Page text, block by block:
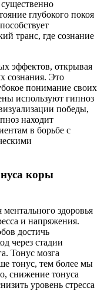
существенно
глубокого покоя
транс, где сознание
эффектов, открывая
сознания. Это
понимание своих
используют гипноз
победы,
находит
в борьбе с
коры
здоровья
и напряжения.
достичь
через стадии
Тонус мозга
тонус, тем более мы
снижение тонуса
уровень стресса